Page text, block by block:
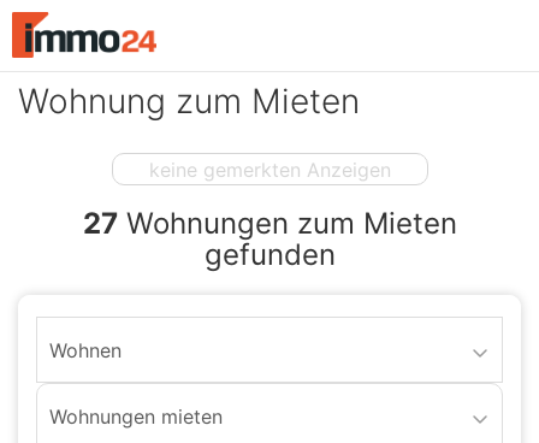
Accessibility
Modus
zur
Navigation
Wohnung zum Mieten
keine gemerkten Anzeigen
27Wohnungen zum Mieten
gefunden
Wohnen
Wohnungen mieten